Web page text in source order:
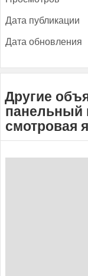
Да­та пуб­ли­кации
Да­та об­новле­ния
Другие
панельный
смотровая